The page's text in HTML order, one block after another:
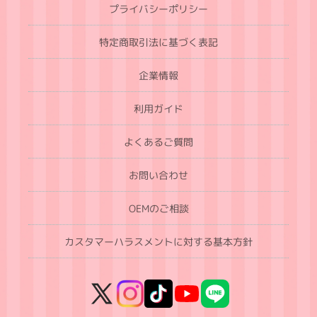
プライバシーポリシー
特定商取引法に基づく表記
企業情報
利用ガイド
よくあるご質問
お問い合わせ
OEMのご相談
カスタマーハラスメントに対する基本方針
X
InstagramTikTokYouTubeLINE